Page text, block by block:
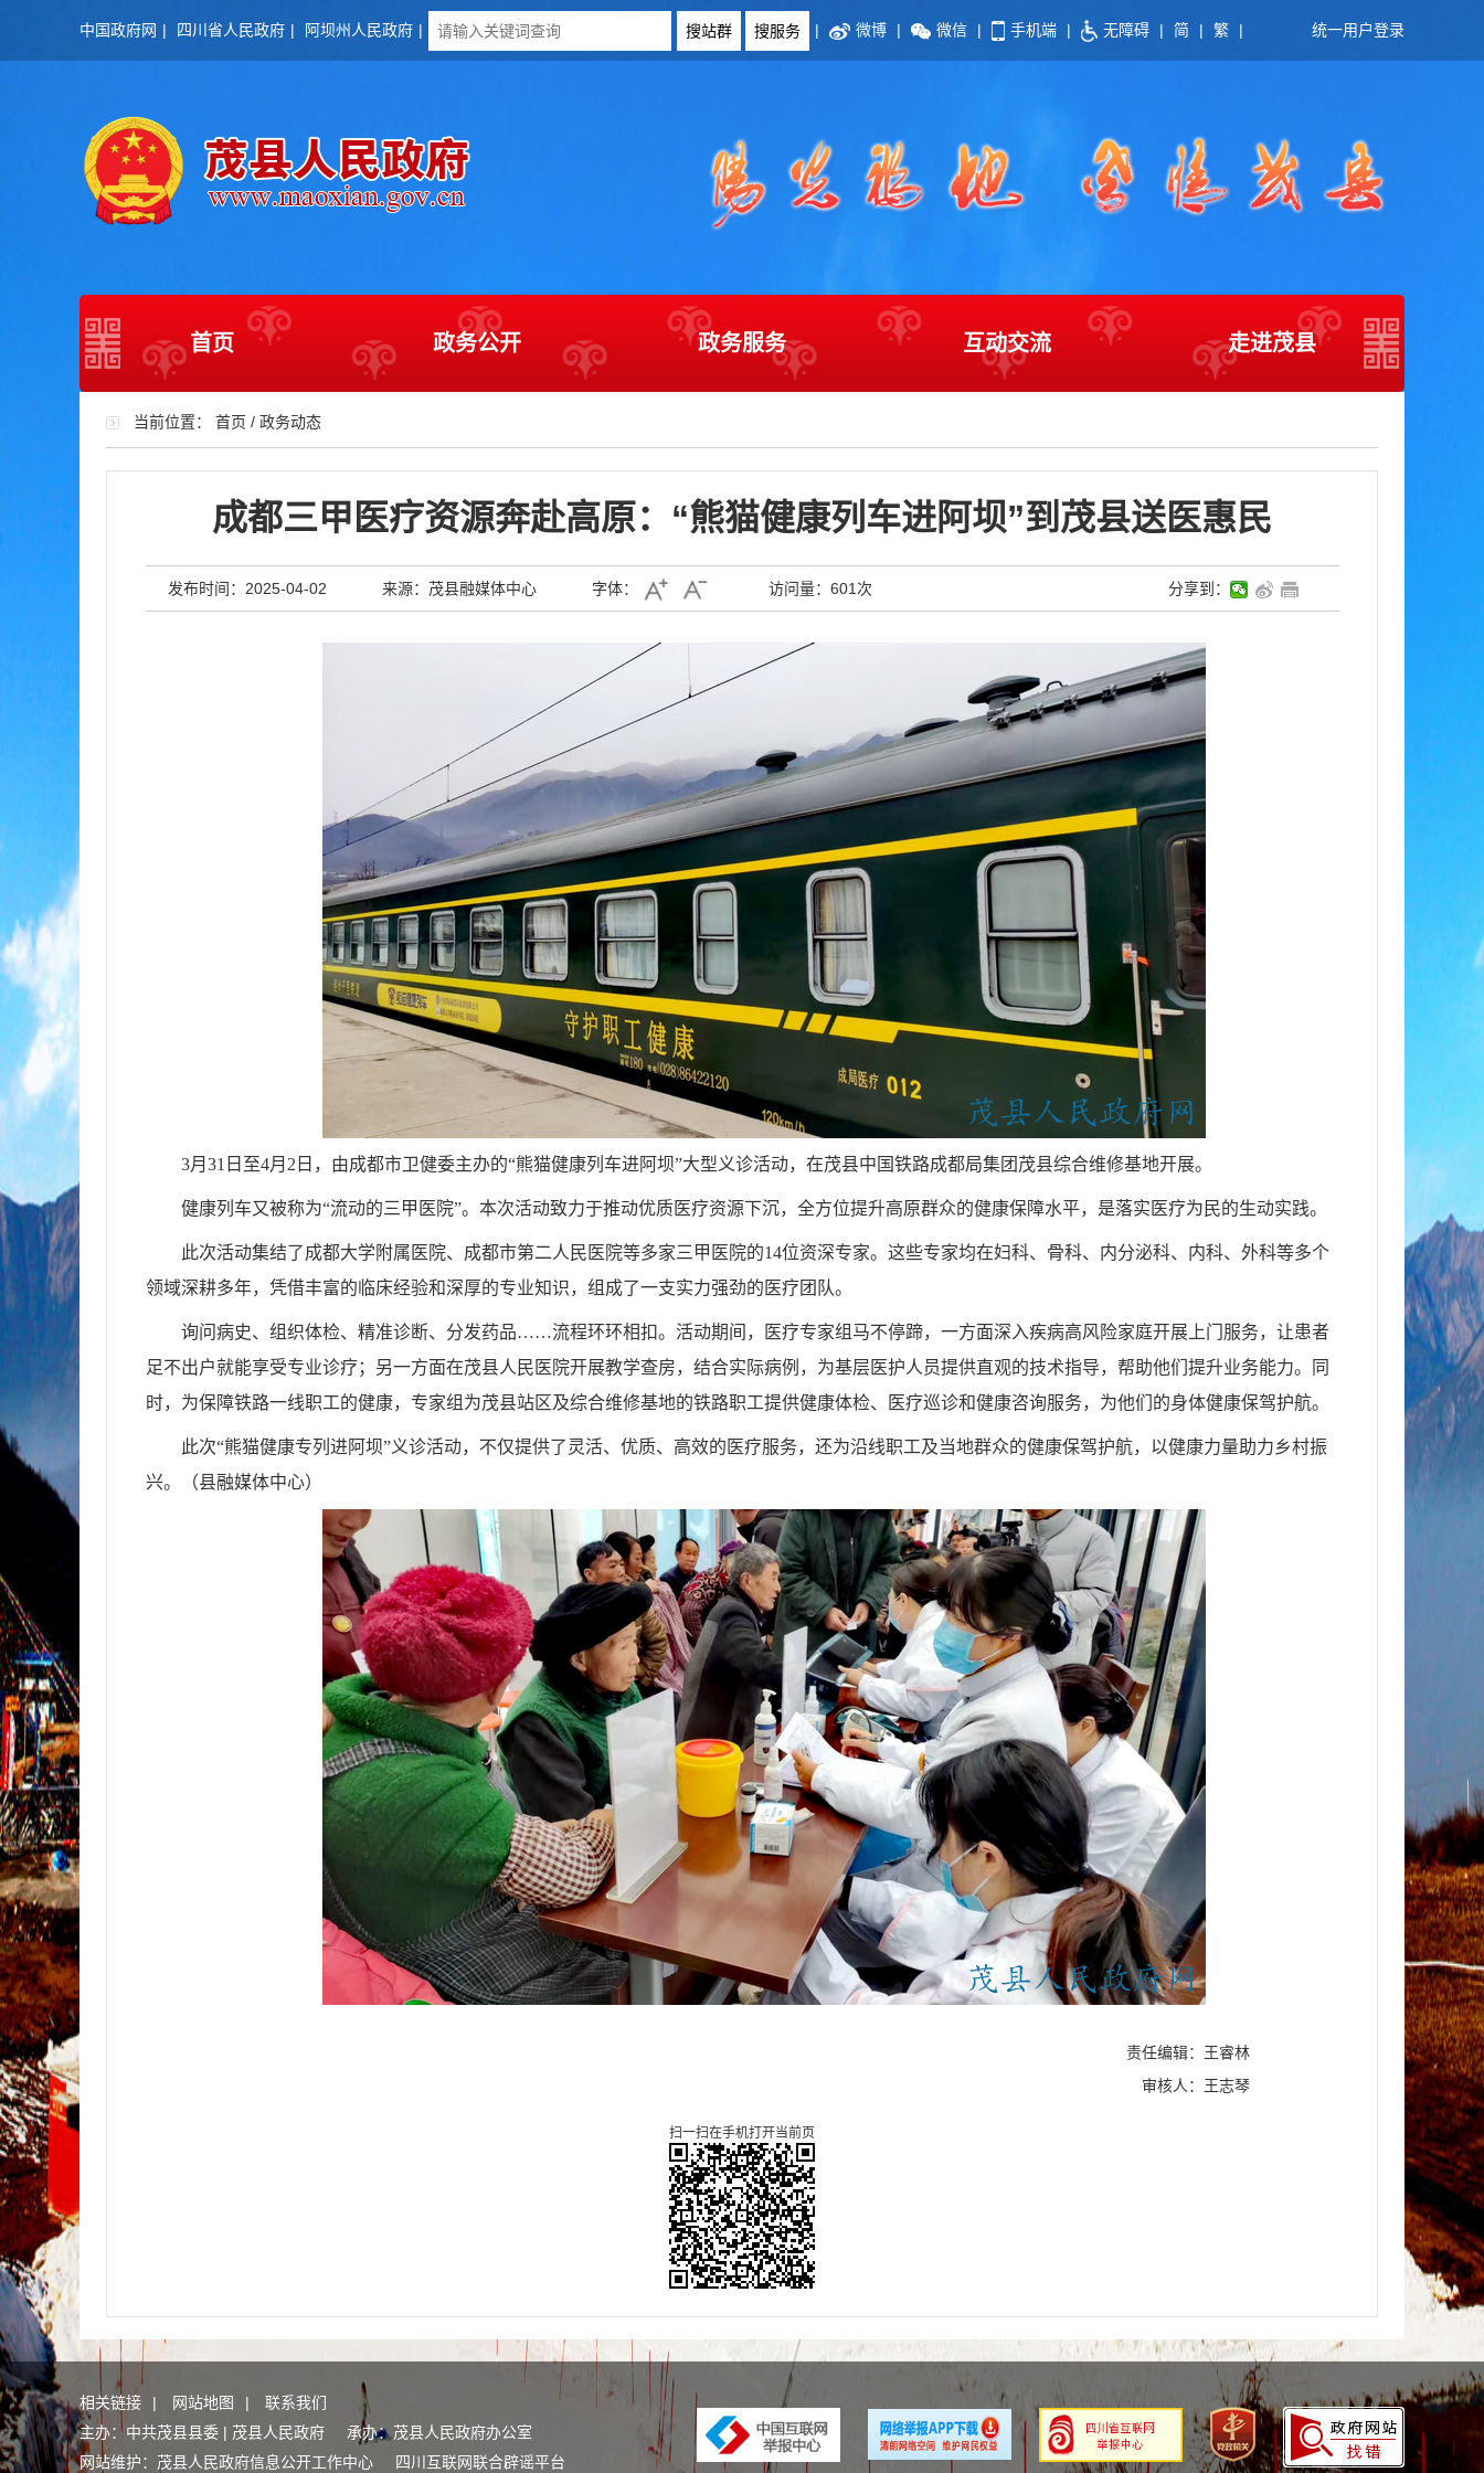
中国政府网 | 四川省人民政府 | 阿坝州人民政府 | | 微博 | 微信 | 手机端 | 无障碍 | 简 | 繁 | 统一用户登录
首页 政务公开 政务服务 互动交流 走进茂县
当前位置： 首页 / 政务动态
成都三甲医疗资源奔赴高原：“熊猫健康列车进阿坝”到茂县送医惠民
发布时间：2025-04-02 来源：茂县融媒体中心 字体： 访问量： 601次 分享到：
3月31日至4月2日，由成都市卫健委主办的“熊猫健康列车进阿坝”大型义诊活动，在茂县中国铁路成都局集团茂县综合维修基地开展。
健康列车又被称为“流动的三甲医院”。本次活动致力于推动优质医疗资源下沉，全方位提升高原群众的健康保障水平，是落实医疗为民的生动实践。
此次活动集结了成都大学附属医院、成都市第二人民医院等多家三甲医院的14位资深专家。这些专家均在妇科、骨科、内分泌科、内科、外科等多个
领域深耕多年，凭借丰富的临床经验和深厚的专业知识，组成了一支实力强劲的医疗团队。
询问病史、组织体检、精准诊断、分发药品……流程环环相扣。活动期间，医疗专家组马不停蹄，一方面深入疾病高风险家庭开展上门服务，让患者
足不出户就能享受专业诊疗；另一方面在茂县人民医院开展教学查房，结合实际病例，为基层医护人员提供直观的技术指导，帮助他们提升业务能力。同
时，为保障铁路一线职工的健康，专家组为茂县站区及综合维修基地的铁路职工提供健康体检、医疗巡诊和健康咨询服务，为他们的身体健康保驾护航。
此次“熊猫健康专列进阿坝”义诊活动，不仅提供了灵活、优质、高效的医疗服务，还为沿线职工及当地群众的健康保驾护航，以健康力量助力乡村振
兴。
（县融媒体中心）
责任编辑：王睿林
审核人：王志琴
扫一扫在手机打开当前页
相关链接 | 网站地图 |
联系我们
主办：中共茂县县委 | 茂县人民政府 承办：茂县人民政府办公室
网站维护：茂县人民政府信息公开工作中心
四川互联网联合辟谣平台